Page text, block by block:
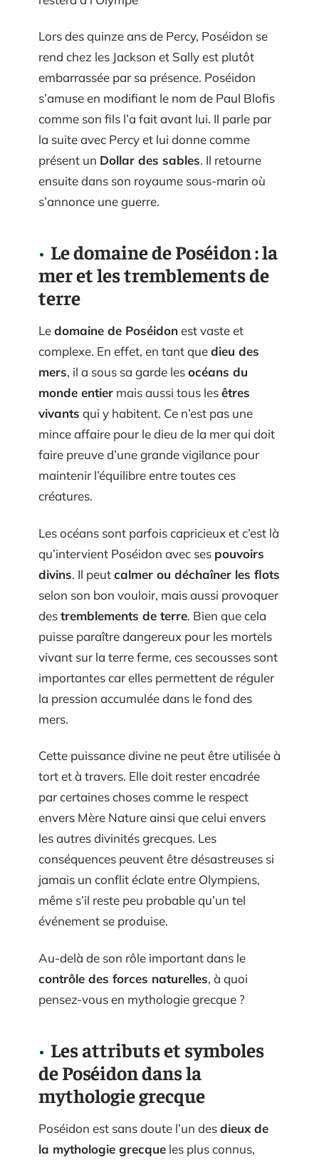
Lors des quinze ans de Percy, Poséidon se
rend chez les Jackson et Sally est plutôt
embarrassée par sa présence. Poséidon
s’amuse en modifiant le nom de Paul Blofis
comme son fils l’a fait avant lui. Il parle par
la suite avec Percy et lui donne comme
présent un Dollar des sables. Il retourne
ensuite dans son royaume sous-marin où
s’annonce une guerre.
Le domaine de Poséidon : la
mer et les tremblements de
terre
Ledomaine de Poséidonest vaste et
complexe. En effet, en tant quedieu des
mers, il a sous sa garde lesocéans du
monde entier mais aussi tous lesêtres
vivants qui y habitent. Ce n’est pas une
mince affaire pour le dieu de la mer qui doit
faire preuve d’une grande vigilance pour
maintenir l’équilibre entre toutes ces
créatures.
Les océans sont parfois capricieux et c’est là
qu’intervient Poséidon avec ses pouvoirs
divins. Il peutcalmer ou déchaîner les flots
selon son bon vouloir, mais aussi provoquer
destremblements de terre. Bien que cela
puisse paraître dangereux pour les mortels
vivant sur la terre ferme, ces secousses sont
importantes car elles permettent de réguler
la pression accumulée dans le fond des
mers.
Cette puissance divine ne peut être utilisée à
tort et à travers. Elle doit rester encadrée
par certaines choses comme le respect
envers Mère Nature ainsi que celui envers
les autres divinités grecques. Les
conséquences peuvent être désastreuses si
jamais un conflit éclate entre Olympiens,
même s’il reste peu probable qu’un tel
événement se produise.
Au-delà de son rôle important dans le
contrôle des forces naturelles, à quoi
pensez-vous en mythologie grecque ?
Les attributs et symboles
de Poséidon dans la
mythologie grecque
Poséidon est sans doute l’un desdieux de
la mythologie grecque les plus connus,